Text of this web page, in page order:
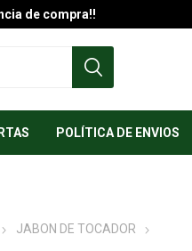
de compra!!
POLÍTICA DE ENVIOS
JABON DE TOCADOR